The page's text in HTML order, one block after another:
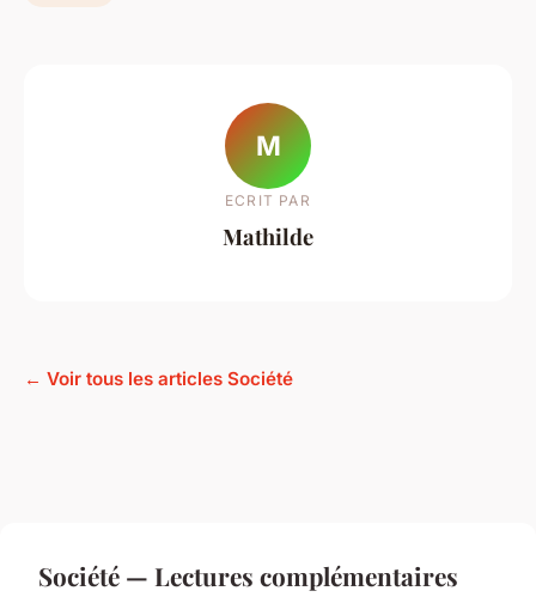
M
ECRIT PAR
Mathilde
← Voir tous les articles Société
Société — Lectures complémentaires